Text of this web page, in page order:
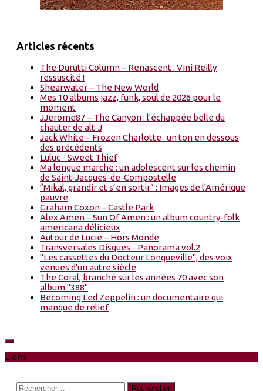
Articles récents
The Durutti Column – Renascent : Vini Reilly
ressuscité !
Shearwater – The New World
Mes 10 albums jazz, funk, soul de 2026 pour le
moment
JJerome87 – The Canyon : l'échappée belle du
chauter de alt-J
Jack White – Frozen Charlotte : un ton en dessous
des précédents
Luluc - Sweet Thief
Ma longue marche : un adolescent sur les chemin
de Saint-Jacques-de-Compostelle
“Mikal, grandir et s’en sortir” : Images de l'Amérique
pauvre
Graham Coxon – Castle Park
Alex Amen – Sun Of Amen : un album country-folk
americana délicieux
Autour de Lucie – Hors Monde
Transversales Disques - Panorama vol.2
"Les cassettes du Docteur Longueville", des voix
venues d'un autre siècle
The Coral, branché sur les années 70 avec son
album "388"
Becoming Led Zeppelin : un documentaire qui
manque de relief
Liens
Rechercher :